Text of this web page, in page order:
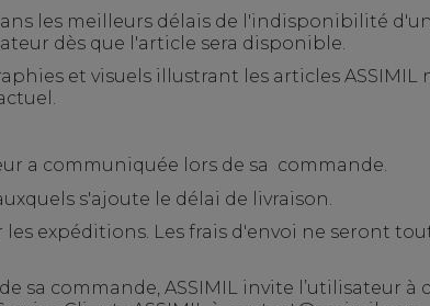
les meilleurs délais de l'indisponibilité
dès que l'article sera disponible.
et visuels illustrant les articles ASSIMIL
a communiquée lors de sa commande.
s'ajoute le délai de livraison.
expéditions. Les frais d'envoi ne seront
sa commande, ASSIMIL invite l’utilisateur à